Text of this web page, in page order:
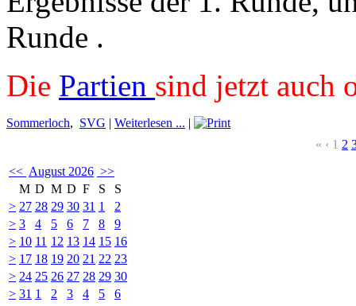
Runde .
Die Partien sind jetzt auch
Sommerloch, SVG | Weiterlesen ... |
« ‹ 1 2
<< August 2026 >>
M D M D F S
S
> 27 28 29 30 31 1
2
> 3 4 5 6 7 8
9
> 10 11 12 13 14 15 16
> 17 18 19 20 21 22 23
> 24 25 26 27 28 29 30
> 31 1 2 3 4 5 6